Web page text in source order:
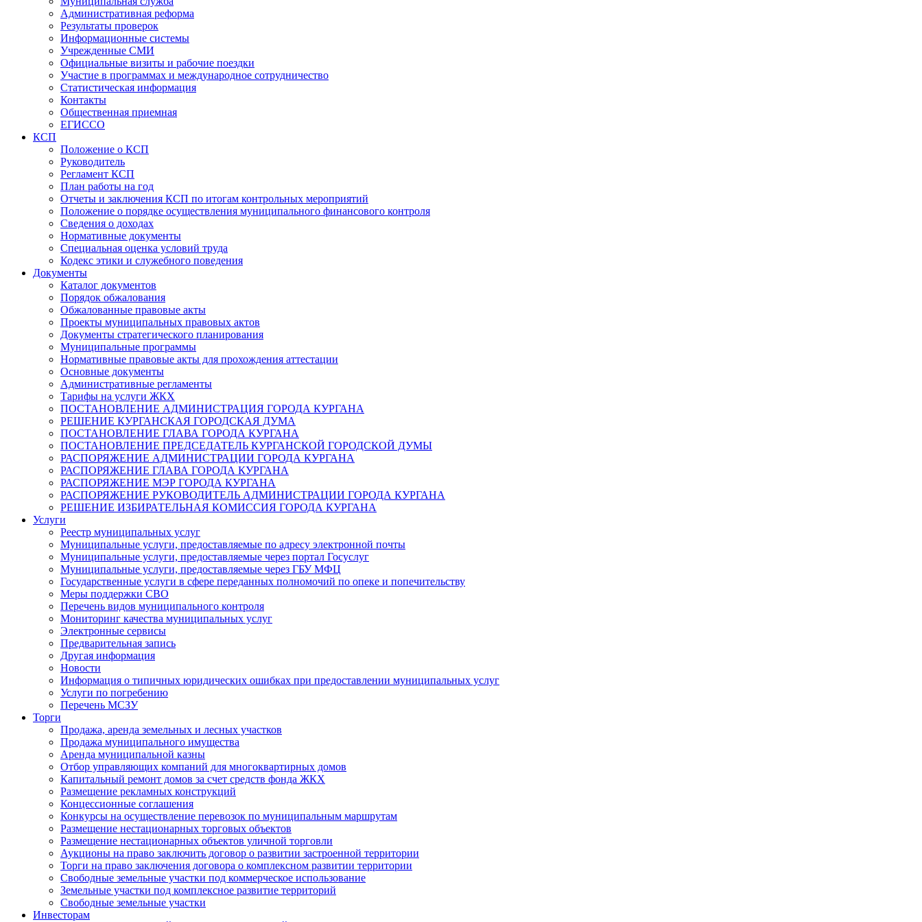
Административная реформа
Результаты проверок
Информационные системы
Учрежденные СМИ
Официальные визиты и рабочие поездки
Участие в программах и международное сотрудничество
Статистическая информация
Контакты
Общественная приемная
ЕГИССО
КСП
Положение о КСП
Руководитель
Регламент КСП
План работы на год
Отчеты и заключения КСП по итогам контрольных мероприятий
Положение о порядке осуществления муниципального финансового контроля
Сведения о доходах
Нормативные документы
Специальная оценка условий труда
Кодекс этики и служебного поведения
Документы
Каталог документов
Порядок обжалования
Обжалованные правовые акты
Проекты муниципальных правовых актов
Документы стратегического планирования
Муниципальные программы
Нормативные правовые акты для прохождения аттестации
Основные документы
Административные регламенты
Тарифы на услуги ЖКХ
ПОСТАНОВЛЕНИЕ АДМИНИСТРАЦИЯ ГОРОДА КУРГАНА
РЕШЕНИЕ КУРГАНСКАЯ ГОРОДСКАЯ ДУМА
ПОСТАНОВЛЕНИЕ ГЛАВА ГОРОДА КУРГАНА
ПОСТАНОВЛЕНИЕ ПРЕДСЕДАТЕЛЬ КУРГАНСКОЙ ГОРОДСКОЙ ДУМЫ
РАСПОРЯЖЕНИЕ АДМИНИСТРАЦИИ ГОРОДА КУРГАНА
РАСПОРЯЖЕНИЕ ГЛАВА ГОРОДА КУРГАНА
РАСПОРЯЖЕНИЕ МЭР ГОРОДА КУРГАНА
РАСПОРЯЖЕНИЕ РУКОВОДИТЕЛЬ АДМИНИСТРАЦИИ ГОРОДА КУРГАНА
РЕШЕНИЕ ИЗБИРАТЕЛЬНАЯ КОМИССИЯ ГОРОДА КУРГАНА
Услуги
Реестр муниципальных услуг
Муниципальные услуги, предоставляемые по адресу электронной почты
Муниципальные услуги, предоставляемые через портал Госуслуг
Муниципальные услуги, предоставляемые через ГБУ МФЦ
Государственные услуги в сфере переданных полномочий по опеке и попечительству
Меры поддержки СВО
Перечень видов муниципального контроля
Мониторинг качества муниципальных услуг
Электронные сервисы
Предварительная запись
Другая информация
Новости
Информация о типичных юридических ошибках при предоставлении муниципальных услуг
Услуги по погребению
Перечень МСЗУ
Торги
Продажа, аренда земельных и лесных участков
Продажа муниципального имущества
Аренда муниципальной казны
Отбор управляющих компаний для многоквартирных домов
Капитальный ремонт домов за счет средств фонда ЖКХ
Размещение рекламных конструкций
Концессионные соглашения
Конкурсы на осуществление перевозок по муниципальным маршрутам
Размещение нестационарных торговых объектов
Размещение нестационарных объектов уличной торговли
Аукционы на право заключить договор о развитии застроенной территории
Торги на право заключения договора о комплексном развитии территории
Свободные земельные участки под коммерческое использование
Земельные участки под комплексное развитие территорий
Свободные земельные участки
Инвесторам